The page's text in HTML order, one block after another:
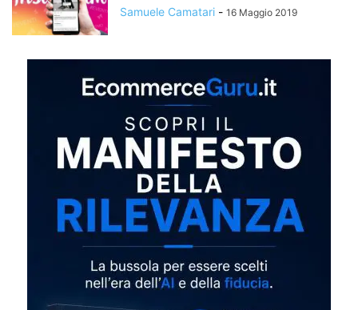
Samuele Camatari - 16 Maggio 2019